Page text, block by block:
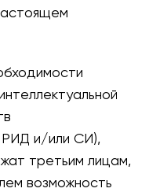
РИД и/или СИ),
третьим лицам,
возможность